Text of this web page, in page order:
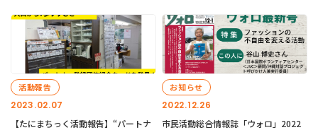
2023.02.07
活動報告
【たにまちっく活動報告】“パートナ
2022.12.26
お知らせ
市民活動総合情報誌「ウォロ」2022